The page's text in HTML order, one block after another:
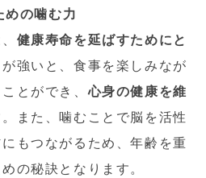
めの噛む力
健康寿命を延ばすためにと
強いと、食事を楽しみなが
とができ、心身の健康を維
また、噛むことで脳を活性
もつながるため、年齢を重
の秘訣となります。